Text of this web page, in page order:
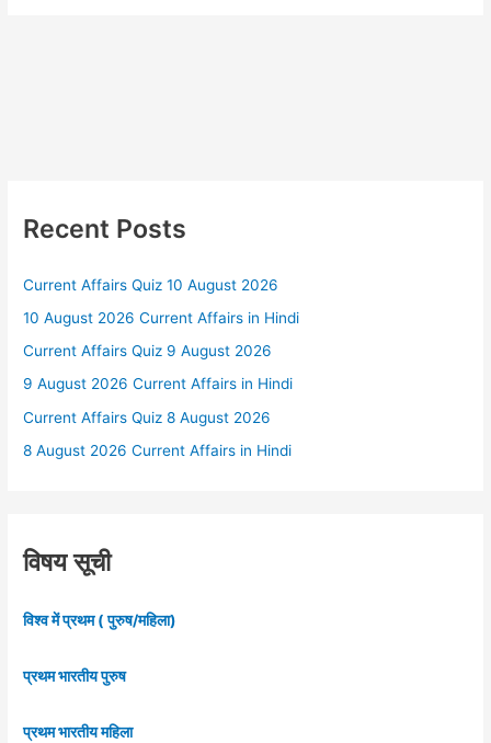
Recent Posts
Current Affairs Quiz 10 August 2026
10 August 2026 Current Affairs in Hindi
Current Affairs Quiz 9 August 2026
9 August 2026 Current Affairs in Hindi
Current Affairs Quiz 8 August 2026
8 August 2026 Current Affairs in Hindi
विषय सूची
विश्व में प्रथम ( पुरुष/महिला)
प्रथम भारतीय पुरुष
प्रथम भारतीय महिला